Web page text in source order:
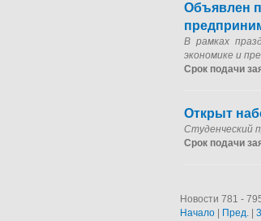
Объявлен
В рамках
экономике и
Срок подачи
Открыт
Студенческий
Срок подачи
Новости 781 -
Начало
Пред.